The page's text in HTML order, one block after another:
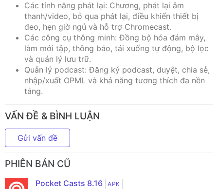
Các tính năng phát lại: Chương, phát lại âm
thanh/video, bỏ qua phát lại, điều khiển thiết bị
đeo, hẹn giờ ngủ và hỗ trợ Chromecast.
Các công cụ thông minh: Đồng bộ hóa đám mây,
làm mới tập, thông báo, tải xuống tự động, bộ lọc
và quản lý lưu trữ.
Quản lý podcast: Đăng ký podcast, duyệt, chia sẻ,
nhập/xuất OPML và khả năng tương thích đa nền
tảng.
VẤN ĐỀ & BÌNH LUẬN
Gửi vấn đề
PHIÊN BẢN CŨ
Pocket Casts 8.16
APK